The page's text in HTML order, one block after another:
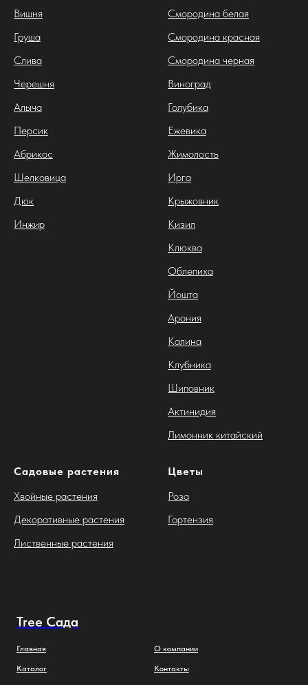
Вишня
Груша
Слива
Черешня
Алыча
Персик
Абрикос
Шелковица
Дюк
Инжир
Смородина белая
Смородина красная
Смородина черная
Виноград
Голубика
Ежевика
Жимолость
Ирга
Крыжовник
Кизил
Клюква
Облепиха
Йошта
Арония
Калина
Клубника
Шиповник
Актинидия
Лимонник китайский
Садовые растения
Хвойные растения
Декоративные растения
Лиственные растения
Цветы
Роза
Гортензия
Tree Сада
Главная
Каталог
О компании
Контакты